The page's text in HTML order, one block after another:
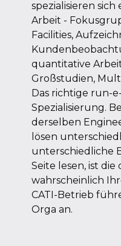
spezialisieren
Arbeit -
Facilities,
quantitative
Großstudien,
Das richtige run-
Spezialisierung.
derselben
lösen
unterschiedliche
Seite lesen, ist
wahrscheinlich
CATI-Betrieb
Orga an.